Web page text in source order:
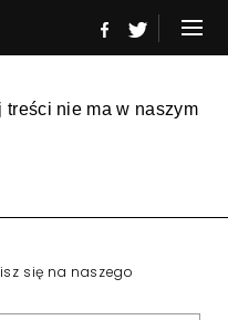
treści nie ma w naszym
się na naszego